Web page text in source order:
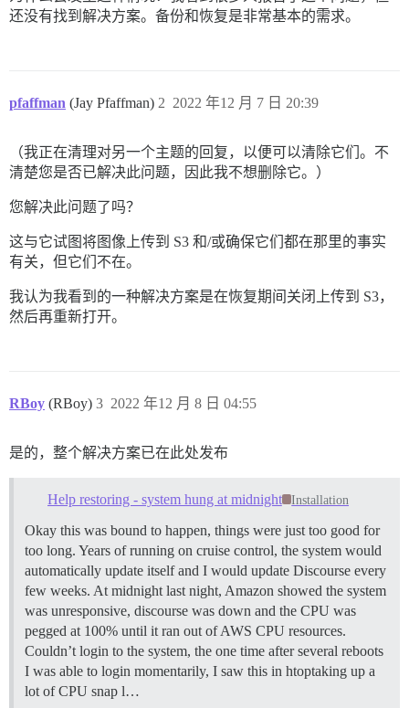
/var/www/discourse/vendor/bundle/ruby/2.7.0/gems/
/var/www/discourse/vendor/bundle/ruby/2.7.0/gems/
/usr/local/lib/ruby/gems/2.7.0/gems/bundler-
/usr/local/lib/ruby/gems/2.7.0/gems/bundler-2.3.13/
/usr/local/lib/ruby/gems/2.7.0/gems/bundler-2.3.13/
/usr/local/lib/ruby/gems/2.7.0/gems/bundler-
/usr/local/lib/ruby/gems/2.7.0/gems/bundler-
/usr/local/lib/ruby/gems/2.7.0/gems/bundler-
/usr/local/lib/ruby/gems/2.7.0/gems/bundler-2.3.13/
/usr/local/lib/ruby/gems/2.7.0/gems/bundler-
/usr/local/lib/ruby/gems/2.7.0/gems/bundler-2.3.13/
/usr/local/bin/bundle:25:in `load'
/usr/local/bin/bundle:25:in `<main>'
还没有找到解决方案。备份和恢复是非常基本的需求。
pfaffman (Jay Pfaffman) 2022 年12 月 7 日 20:39
2
（我正在清理对另一个主题的回复，以便可以清除它们。不
清楚您是否已解决此问题，因此我不想删除它。）
您解决此问题了吗？
这与它试图将图像上传到 S3 和/或确保它们都在那里的事实
有关，但它们不在。
我认为我看到的一种解决方案是在恢复期间关闭上传到 S3，
然后再重新打开。
RBoy (RBoy) 2022 年12 月 8 日 04:55
3
是的，整个解决方案已在此处发布
Help restoring - system hung at midnight Installation
Okay this was bound to happen, things were just too good for
too long. Years of running on cruise control, the system would
automatically update itself and I would update Discourse every
few weeks. At midnight last night, Amazon showed the system
was unresponsive, discourse was down and the CPU was
pegged at 100% until it ran out of AWS CPU resources.
Couldn’t login to the system, the one time after several reboots
I was able to login momentarily, I saw this in htoptaking up a
lot of CPU snap l…